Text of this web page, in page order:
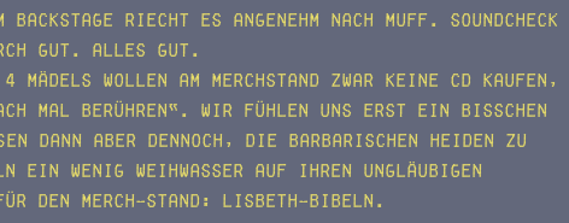
riecht es angenehm nach Muff. Soundcheck
gut. Alles gut.
wollen am Merchstand zwar keine CD kaufen,
mal berühren“. Wir fühlen uns erst ein bisschen
dann aber dennoch, die barbarischen Heiden zu
ein wenig Weihwasser auf ihren ungläubigen
den Merch-Stand: Lisbeth-Bibeln.